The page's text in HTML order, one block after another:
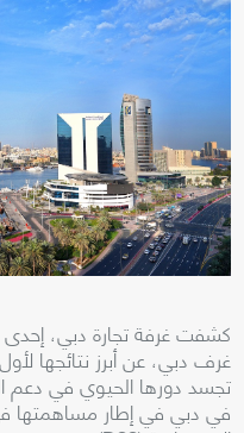
كشفت غرفة تجارة دبي،
تجسد دورها الحيوي في دعم
في دبي في إطار مساهمتها